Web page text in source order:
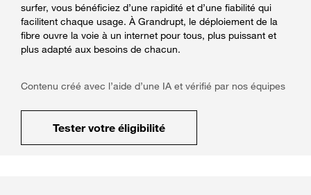
surfer, vous bénéficiez d’une rapidité et d’une fiabilité qui
facilitent chaque usage. À Grandrupt, le déploiement de la
fibre ouvre la voie à un internet pour tous, plus puissant et
plus adapté aux besoins de chacun.
Contenu créé avec l’aide d’une IA et vérifié par nos équipes
Tester votre éligibilité